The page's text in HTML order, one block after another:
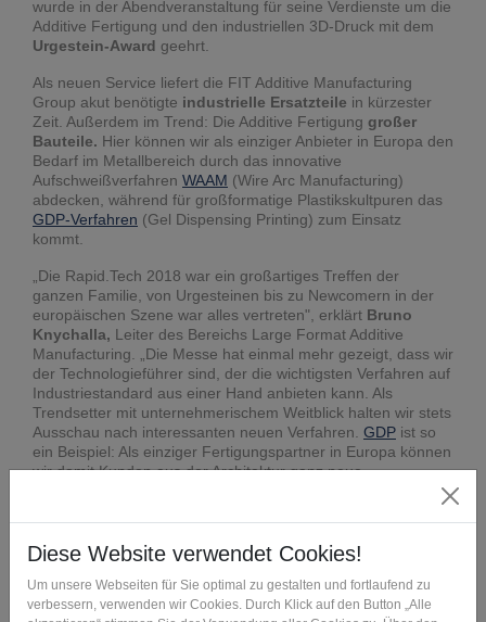
wurde in der Abendveranstaltung für seine Verdienste um die
Additive Fertigung und den industriellen 3D-Druck mit dem
Urgestein-Award geehrt.
Als neuen Service liefert die FIT Additive Manufacturing
Group akut benötigte industrielle Ersatzteile in kürzester
Zeit. Außerdem im Trend: Die Additive Fertigung großer
Bauteile. Hier können wir als einziger Anbieter in Europa den
Bedarf im Metallbereich durch das innovative
Aufschweißverfahren WAAM (Wire Arc Manufacturing)
abdecken, während für großformatige Plastikskultpuren das
GDP-Verfahren (Gel Dispensing Printing) zum Einsatz
kommt.
„Die Rapid.Tech 2018 war ein großartiges Treffen der
ganzen Familie, von Urgesteinen bis zu Newcomern in der
europäischen Szene war alles vertreten", erklärt Bruno
Knychalla, Leiter des Bereichs Large Format Additive
Manufacturing. „Die Messe hat einmal mehr gezeigt, dass wir
der Technologieführer sind, der die wichtigsten Verfahren auf
Industriestandard aus einer Hand anbieten kann. Als
Trendsetter mit unternehmerischem Weitblick halten wir stets
Ausschau nach interessanten neuen Verfahren. GDP ist so
ein Beispiel: Als einziger Fertigungspartner in Europa können
wir damit Kunden aus der Architektur ganz neue
Möglichkeiten für Fassaden, Innenraumgestaltung und vieles
Engine Expo 2018 in Stuttgart